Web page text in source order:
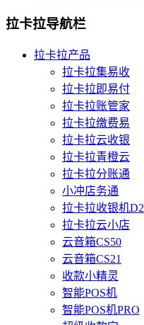
拉卡拉导航栏
拉卡拉产品
拉卡拉集易收
拉卡拉即易付
拉卡拉账管家
拉卡拉缴费易
拉卡拉云收银
拉卡拉青橙云
拉卡拉分账通
小冲店务通
拉卡拉收银机D2
拉卡拉云小店
云音箱CS50
云音箱CS21
收款小精灵
智能POS机
智能POS机PRO